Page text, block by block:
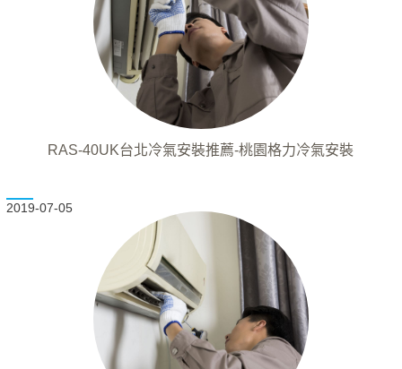
RAS-40UK台北冷氣安裝推薦-桃園格力冷氣安裝
2019-07-05